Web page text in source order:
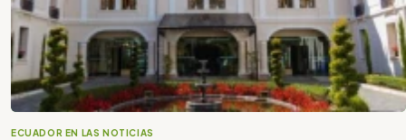
ECUADOR EN LAS NOTICIAS